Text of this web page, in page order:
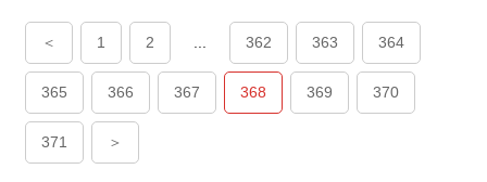
＜ 1 2 362 363 364
365 366 367 368 369 370
371 ＞